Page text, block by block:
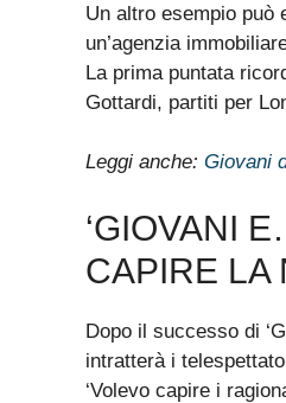
Un altro esempio può
un’agenzia
La prima puntata
Gottardi, partiti per
Leggi anche: Giovani
‘GIOVANI
CAPIRE LA
Dopo il successo di
intratterà i
‘Volevo capire i